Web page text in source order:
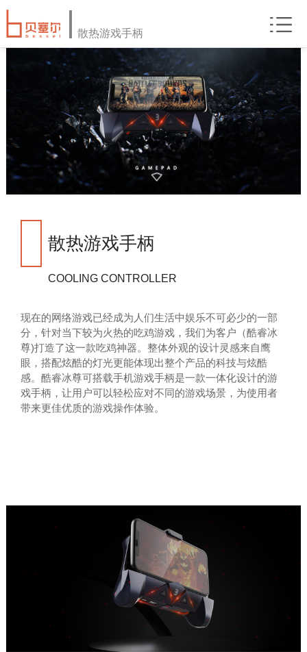
散热游戏手柄
散热游戏手柄
COOLING CONTROLLER
现在的网络游戏已经成为人们生活中娱乐不可必少的一部
分，针对当下较为火热的吃鸡游戏，我们为客户（酷睿冰
尊)打造了这一款吃鸡神器。整体外观的设计灵感来自鹰
眼，搭配炫酷的灯光更能体现出整个产品的科技与炫酷
感。酷睿冰尊可搭载手机游戏手柄是一款一体化设计的游
戏手柄，让用户可以轻松应对不同的游戏场景，为使用者
带来更佳优质的游戏操作体验。